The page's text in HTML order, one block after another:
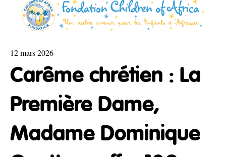
12 mars 2026
Carême chrétien : La
Première Dame,
Madame Dominique